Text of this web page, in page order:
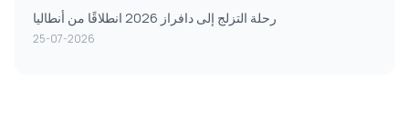
رحلة التزلج إلى دافراز 2026 انطلاقًا من أنطاليا
25-07-2026